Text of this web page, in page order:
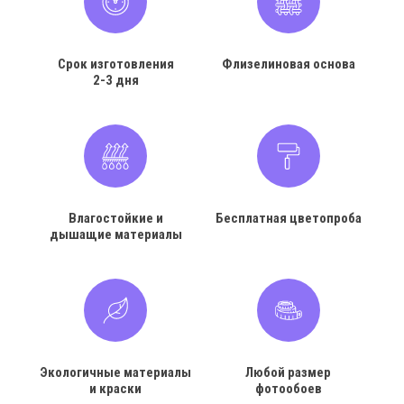
Срок изготовления
2-3 дня
Флизелиновая основа
Влагостойкие и
дышащие материалы
Бесплатная цветопроба
Экологичные материалы
и краски
Любой размер
фотообоев